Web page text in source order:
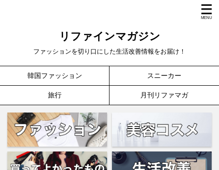
リファインマガジン
ファッションを切り口にした生活改善情報をお届け！
韓国ファッション スニーカー
旅行 月刊リファマガ